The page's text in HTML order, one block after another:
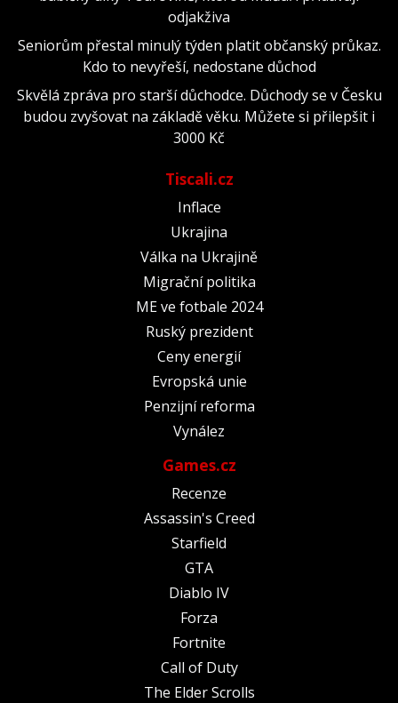
odjakživa
Seniorům přestal minulý týden platit občanský průkaz.
Kdo to nevyřeší, nedostane důchod
Skvělá zpráva pro starší důchodce. Důchody se v Česku
budou zvyšovat na základě věku. Můžete si přilepšit i
3000 Kč
Tiscali.cz
Inflace
Ukrajina
Válka na Ukrajině
Migrační politika
ME ve fotbale 2024
Ruský prezident
Ceny energií
Evropská unie
Penzijní reforma
Vynález
Games.cz
Recenze
Assassin's Creed
Starfield
GTA
Diablo IV
Forza
Fortnite
Call of Duty
The Elder Scrolls